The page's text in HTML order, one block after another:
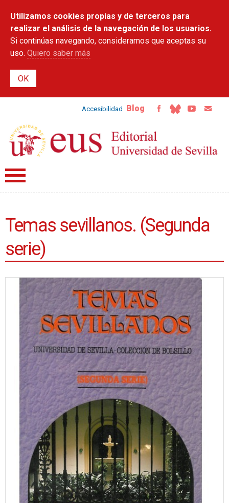
contenido
principal
Utilizamos cookies propias y de terceros para
realizar el análisis de la navegación de los usuarios.
Si continúas navegando, consideramos que aceptas su
uso. Quiero saber más
Accesibilidad Blog
Temas sevillanos. (Segunda
serie)